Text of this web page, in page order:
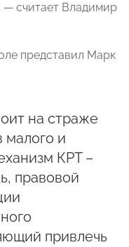
— считает Владимир
представил Марк
на страже
малого и
КРТ –
правовой
привлечь